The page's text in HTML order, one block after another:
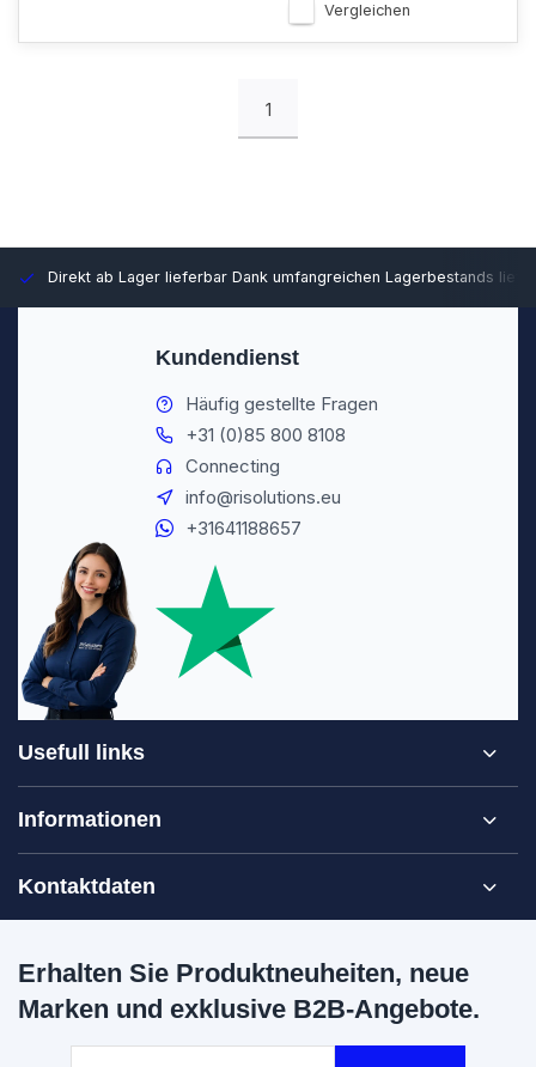
Vergleichen
1
Direkt ab Lager lieferbar Dank umfangreichen Lagerbestands
Kundendienst
Häufig gestellte Fragen
+31 (0)85 800 8108
Connecting
info@risolutions.eu
+31641188657
Usefull links
Informationen
Kontaktdaten
Erhalten Sie Produktneuheiten, neue
Marken und exklusive B2B-Angebote.